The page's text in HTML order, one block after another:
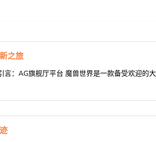
之旅
言：AG旗舰厅平台 魔兽世界是一款备受欢迎的